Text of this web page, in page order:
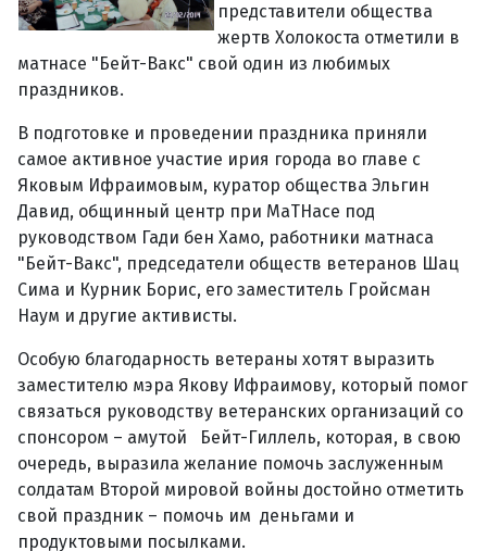
представители общества
жертв Холокоста отметили в
матнасе "Бейт-Вакс" свой один из любимых
праздников.
В подготовке и проведении праздника приняли
самое активное участие ирия города во главе с
Яковым Ифраимовым, куратор общества Эльгин
Давид, общинный центр при МаТНасе под
руководством Гади бен Хамо, работники матнаса
"Бейт-Вакс", председатели обществ ветеранов Шац
Сима и Курник Борис, его заместитель Гройсман
Наум и другие активисты.
Особую благодарность ветераны хотят выразить
заместителю мэра Якову Ифраимову, который помог
связаться руководству ветеранских организаций со
спонсором – амутой Бейт-Гиллель, которая, в свою
очередь, выразила желание помочь заслуженным
солдатам Второй мировой войны достойно отметить
свой праздник – помочь им деньгами и
продуктовыми посылками.